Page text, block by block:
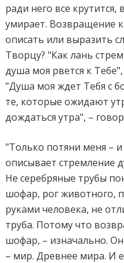
ради него все крутится,
умирает. Возвращение
описать или выразить
Творцу? "Как лань
душа моя рвется к
"Душа моя ждет Тебя с
те, которые ожидают
дождаться утра", –
"Только потяни меня –
описывает стремление
Не серебряные трубы
шофар, рог животного,
руками человека, не
труба. Потому что
шофар, – изначально.
– мир. Древнее мира. И